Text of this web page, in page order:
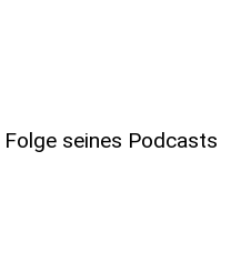
seines Podcasts